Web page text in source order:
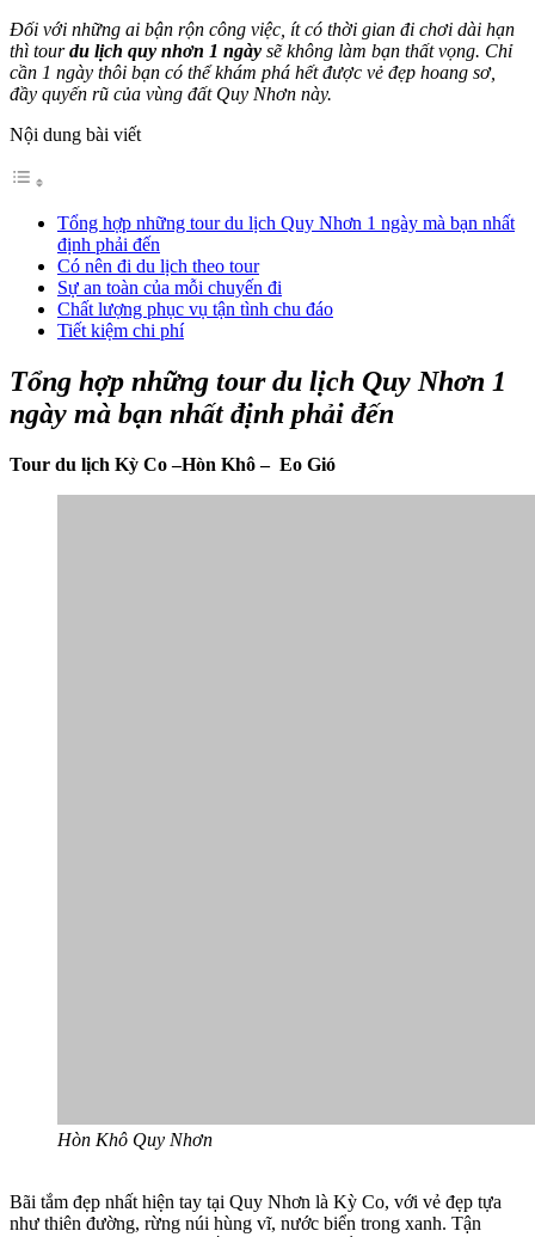
Đối với những ai bận rộn công việc, ít có thời gian đi chơi dài hạn
thì tourdu lịch quy nhơn 1 ngày sẽ không làm bạn thất vọng. Chỉ
cần 1 ngày thôi bạn có thể khám phá hết được vẻ đẹp hoang sơ,
đầy quyến rũ của vùng đất Quy Nhơn này.
Nội dung bài viết
Tổng hợp những tour du lịch Quy Nhơn 1 ngày mà bạn nhất
định phải đến
Có nên đi du lịch theo tour
Sự an toàn của mỗi chuyến đi
Chất lượng phục vụ tận tình chu đáo
Tiết kiệm chi phí
Tổng hợp những tour du lịch Quy Nhơn 1
ngày mà bạn nhất định phải đến
Tour du lịch Kỳ Co –Hòn Khô – Eo Gió
Hòn Khô Quy Nhơn
Bãi tắm đẹp nhất hiện tay tại Quy Nhơn là Kỳ Co, với vẻ đẹp tựa
như thiên đường, rừng núi hùng vĩ, nước biển trong xanh. Tận